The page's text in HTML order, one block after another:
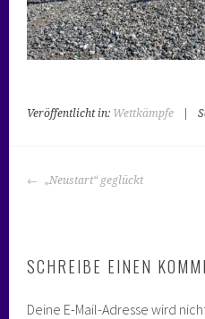
Veröffentlicht in: Wettkämpfe
BEITRAGS-
„Neustart“ geglückt
SCHREIBE EINEN
Deine E-Mail-Adresse wird